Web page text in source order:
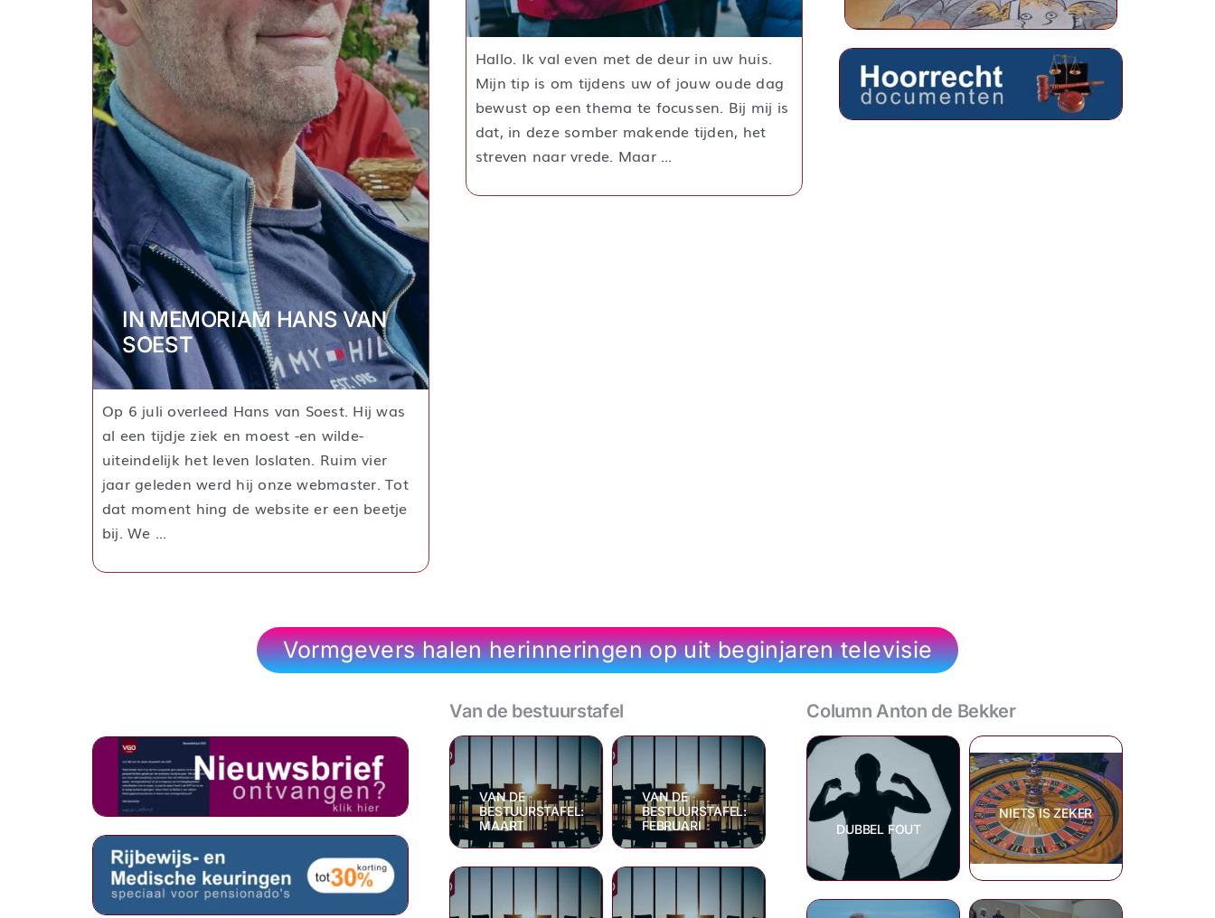
IN MEMORIAM HANS VAN
SOEST
Op 6 juli overleed Hans van Soest. Hij was
al een tijdje ziek en moest -en wilde-
uiteindelijk het leven loslaten. Ruim vier
jaar geleden werd hij onze webmaster. Tot
dat moment hing de website er een beetje
bij. We ...
Hallo. Ik val even met de deur in uw huis.
Mijn tip is om tijdens uw of jouw oude dag
bewust op een thema te focussen. Bij mij is
dat, in deze somber makende tijden, het
streven naar vrede. Maar ...
Vormgevers halen herinneringen op uit beginjaren televisie
Van de bestuurstafel
VAN DE
BESTUURSTAFEL:
MAART
VAN DE
BESTUURSTAFEL:
FEBRUARI
Column Anton de Bekker
DUBBEL FOUT
NIETS IS ZEKER